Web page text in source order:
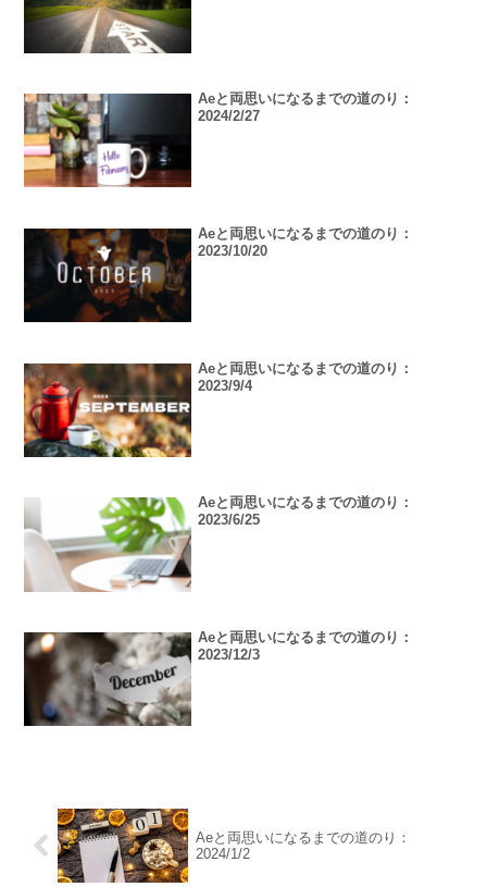
Aeと両思いになるまでの道のり：
2024/2/27
Aeと両思いになるまでの道のり：
2023/10/20
Aeと両思いになるまでの道のり：
2023/9/4
Aeと両思いになるまでの道のり：
2023/6/25
Aeと両思いになるまでの道のり：
2023/12/3
Aeと両思いになるまでの道のり：
2024/1/2